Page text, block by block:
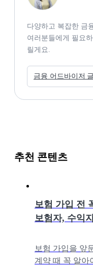
다양하고 복잡한 금
여러분들에게 필요
릴게요.
금융 어드바이저
추천 콘텐츠
보험 가입 전
보험자, 수익
보험 가입을 앞
계약 때 꼭 알아